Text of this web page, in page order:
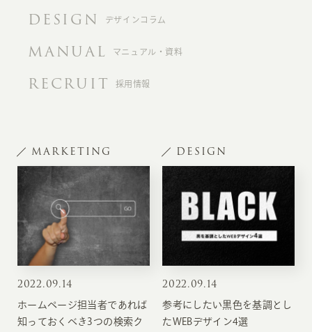
DESIGN デザインコラム
MANUAL マニュアル・資料
RECRUIT 採用情報
MARKETING
2022.09.14
ホームページ担当者であれば
知っておくべき3つの検索ク
DESIGN
2022.09.14
参考にしたい黒色を基調とし
たWEBデザイン4選